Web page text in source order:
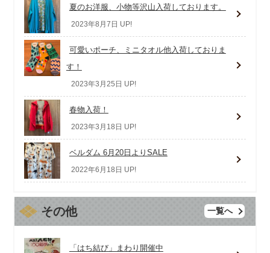
夏のお洋服、小物等沢山入荷しております。
2023年8月7日 UP!
可愛いポーチ、ミニタオル他入荷しておりま
す！
2023年3月25日 UP!
春物入荷！
2023年3月18日 UP!
ベルダム 6月20日よりSALE
2022年6月18日 UP!
その他 一覧へ
「はち結び」まわり開催中